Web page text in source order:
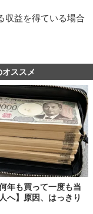
収益を得ている場合
ススメ
年も買って一度も当
へ】原因、はっきり